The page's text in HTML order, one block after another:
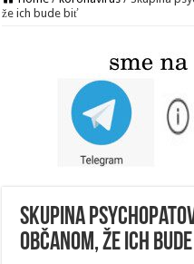
že ich bude biť
Skupina
občanom, že ich